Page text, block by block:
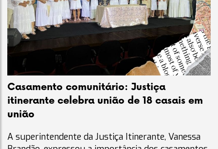
Casamento comunitário: Justiça
itinerante celebra união de 18 casais em
união
A superintendente da Justiça Itinerante, Vanessa